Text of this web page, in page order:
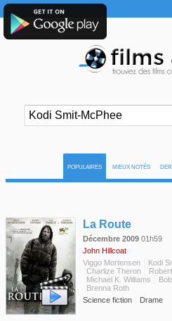
POPULAIRES MIEUX NOTÉS
La Route
Décembre 2009 01h59
John Hillcoat
Viggo Mortensen
Kodi
Charlize Theron
Michael K. Williams
Brenna Roth
Science fiction
Drame